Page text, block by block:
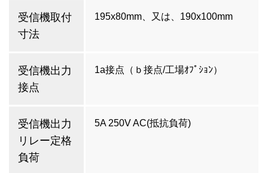
受信機取付
寸法
195x80mm、又は、190x100mm
受信機出力
接点
1a接点（ｂ接点/工場ｵﾌﾟｼｮﾝ）
受信機出力
リレー定格
負荷
5A 250V AC(抵抗負荷)